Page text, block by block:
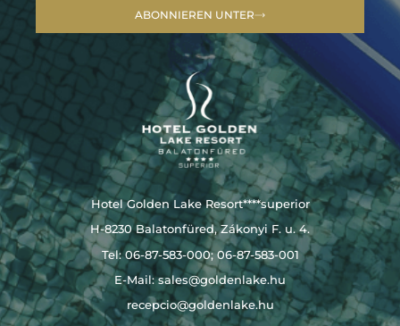
ABONNIEREN UNTER
Hotel Golden Lake Resort****superior
H-8230 Balatonfüred, Zákonyi F. u. 4.
Tel: 06-87-583-000; 06-87-583-001
E-Mail:sales@goldenlake.hu
recepcio@goldenlake.hu